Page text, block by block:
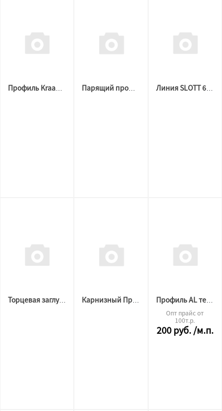
Парящий профиль для натяжных потолков SLOTT VILLAR mini 2.0 черный Линия SLOTT 60 черная
Торцевая заглушка SLOTT LINE черная Профиль AL теневой стеновой 2,0м черный ( надпись)
Опт прайс от
100т.р.
200руб./м.п.